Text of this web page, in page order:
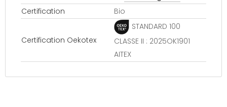
Certification
Bio
Certification Oekotex
STANDARD 100
CLASSE II : 2025OK1901
AITEX